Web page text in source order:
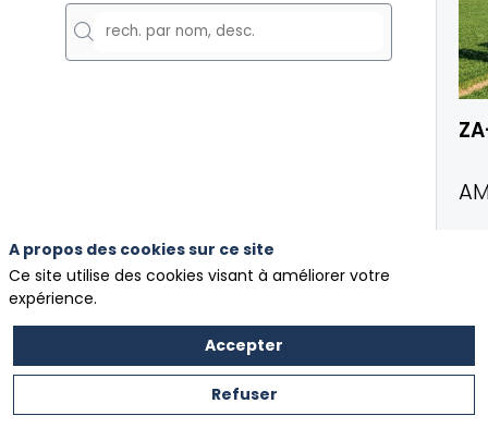
A propos des cookies sur ce site
Ce site utilise des cookies visant à améliorer votre
expérience.
Accepter
Refuser